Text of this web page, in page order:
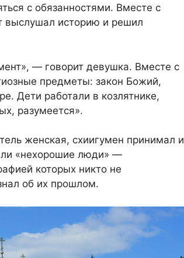
с обязанностями. Вместе с
выслушал историю и решил
— говорит девушка. Вместе с
предметы: закон Божий,
Дети работали в козлятнике,
разумеется».
женская, схиигумен принимал и
«нехорошие люди» —
которых никто не
об их прошлом.